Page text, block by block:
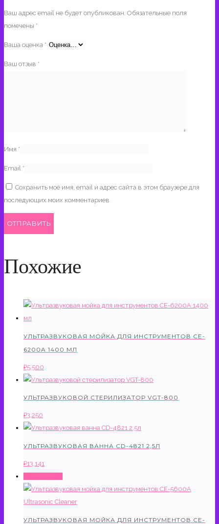
Ваш адрес email не будет опубликован. Обязательные поля
помечены *
Ваша оценка *
Ваш отзыв *
Имя *
Email *
Сохранить моё имя, email и адрес сайта в этом браузере для
последующих моих комментариев.
Похожие
УЛЬТРАЗВУКОВАЯ МОЙКА ДЛЯ ИНСТРУМЕНТОВ CE-
6200A 1400 МЛ
₽5,500
УЛЬТРАЗВУКОВОЙ СТЕРИЛИЗАТОР VGT-800
₽3,250
УЛЬТРАЗВУКОВАЯ ВАННА CD-4821 2,5Л
₽13,141
УЛЬТРАЗВУКОВАЯ МОЙКА ДЛЯ ИНСТРУМЕНТОВ CE-